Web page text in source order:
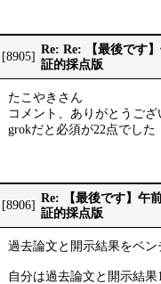
[8905]
Re: Re: 【最後です
証的採点版
たこやきさん
コメント、ありがとうござ
grokだと必須が22点でした
[8906]
Re: 【最後です】午
証的採点版
過去論文と開示結果をベ
自分は過去論文と開示結